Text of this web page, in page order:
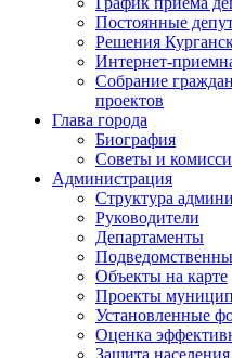
Постоянные
Решения
Интернет-
Собрание
проектов
Глава города
Биография
Советы и
Администрация
Структура
Руководители
Департаменты
Объекты на карте
Проекты
Установленные
Оценка
Защита населения